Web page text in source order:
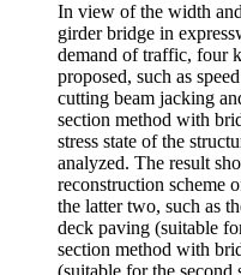
In view of the width
girder bridge in
demand of traffic, four
proposed, such as
cutting beam jacking
section method with
stress state of the
analyzed. The result
reconstruction scheme
the latter two, such as
deck paving (suitable
section method with
(suitable for the second